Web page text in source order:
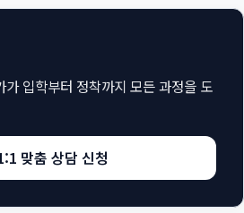
입학부터 정착까지 모든 과정을 도
맞춤 상담 신청